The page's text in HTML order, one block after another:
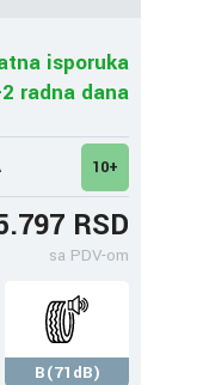
isporuka
radna dana
10+
RSD
sa PDV-om
B(71dB)